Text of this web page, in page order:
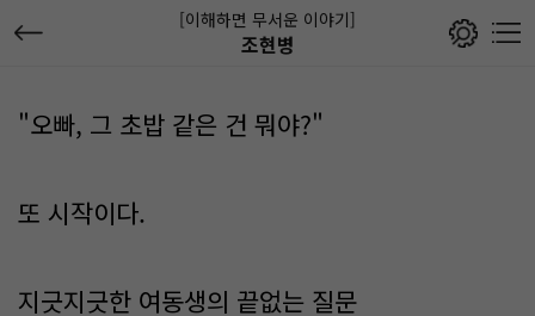
[이해하면 무서운 이야기]
조현병
"오빠, 그 초밥 같은 건 뭐야?"
또 시작이다.
지긋지긋한 여동생의 끝없는 질문​